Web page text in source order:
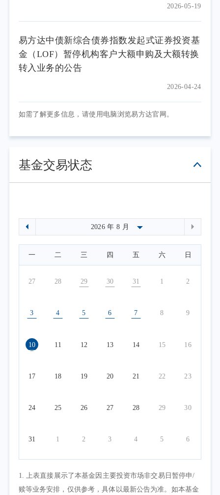
2026-05-19
易方达中债新综合债券指数发起式证券投资基
金（LOF）暂停机构客户大额申购及大额转换
转入业务的公告
2026-04-24
如需了解更多信息，请使用电脑浏览易方达官网。
基金交易状态
一 二 三 四 五 六 日
27 28 29 30 31 1 2
3 4 5 6 7 8 9
10 11 12 13 14 15 16
17 18 19 20 21 22 23
24 25 26 27 28 29 30
31 1 2 3 4 5 6
1. 上表直接展示了本基金因主要投资市场非交易日暂停申/
赎等业务安排，仅供参考，具体以最新公告为准。如本基金